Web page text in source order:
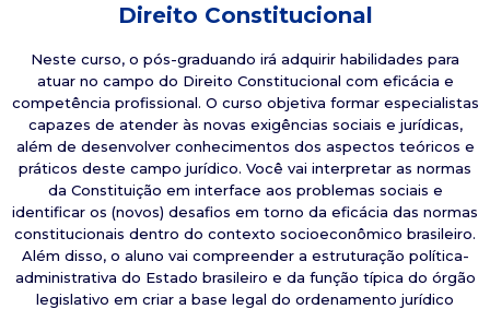
Direito Constitucional
Neste curso, o pós-graduando irá adquirir habilidades para
atuar no campo do Direito Constitucional com eficácia e
competência profissional. O curso objetiva formar especialistas
capazes de atender às novas exigências sociais e jurídicas,
além de desenvolver conhecimentos dos aspectos teóricos e
práticos deste campo jurídico. Você vai interpretar as normas
da Constituição em interface aos problemas sociais e
identificar os (novos) desafios em torno da eficácia das normas
constitucionais dentro do contexto socioeconômico brasileiro.
Além disso, o aluno vai compreender a estruturação política-
administrativa do Estado brasileiro e da função típica do órgão
legislativo em criar a base legal do ordenamento jurídico